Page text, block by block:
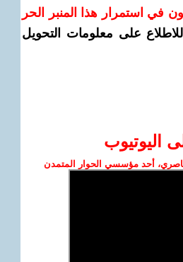
في استمرار هذا المنبر الحر
للاطلاع على معلومات التحويل
اليوتيوب
أحد مؤسسي الحوار المتمدن